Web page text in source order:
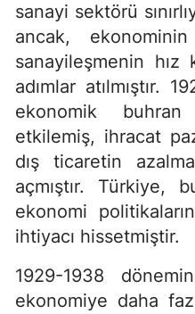
sanayi sektörü
ancak,
sanayileşmenin hız
adımlar atılmıştır.
ekonomik
etkilemiş, ihracat
dış ticaretin
açmıştır. Türkiye,
ekonomi
ihtiyacı hissetmiştir.
1929-1938
ekonomiye daha